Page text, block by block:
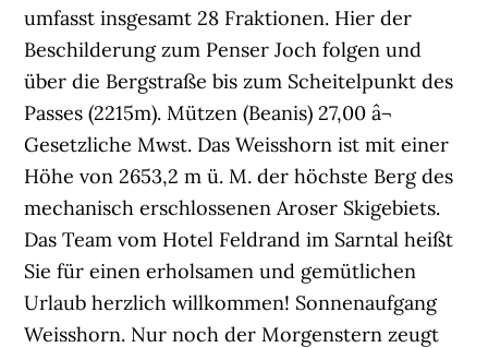
umfasst insgesamt 28 Fraktionen. Hier der
Beschilderung zum Penser Joch folgen und
über die Bergstraße bis zum Scheitelpunkt des
Passes (2215m). Mützen (Beanis) 27,00 â¬
Gesetzliche Mwst. Das Weisshorn ist mit einer
Höhe von 2653,2 m ü. M. der höchste Berg des
mechanisch erschlossenen Aroser Skigebiets.
Das Team vom Hotel Feldrand im Sarntal heißt
Sie für einen erholsamen und gemütlichen
Urlaub herzlich willkommen! Sonnenaufgang
Weisshorn. Nur noch der Morgenstern zeugt